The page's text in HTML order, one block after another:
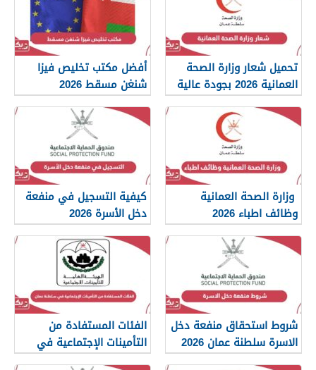
تحميل شعار وزارة الصحة
العمانية 2026 بجودة عالية
png
أفضل مكتب تخليص فيزا
شنغن مسقط 2026
وزارة الصحة العمانية
وظائف اطباء 2026
كيفية التسجيل في منفعة
دخل الأسرة 2026
شروط استحقاق منفعة دخل
الاسرة سلطنة عمان 2026
الفئات المستفادة من
التأمينات الإجتماعية في
سلطنة عمان 2026